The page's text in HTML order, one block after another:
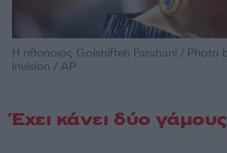
Η ηθοποιός Golshifteh Farahani /
Invision / AP
Έχει κάνει δύο γάμους